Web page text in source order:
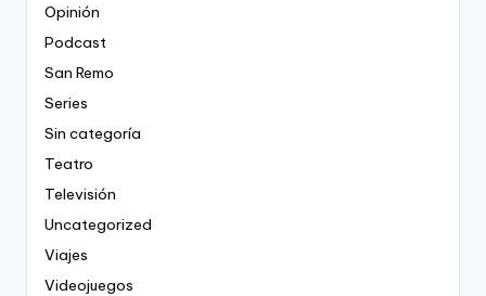
Opinión
Podcast
San Remo
Series
Sin categoría
Teatro
Televisión
Uncategorized
Viajes
Videojuegos